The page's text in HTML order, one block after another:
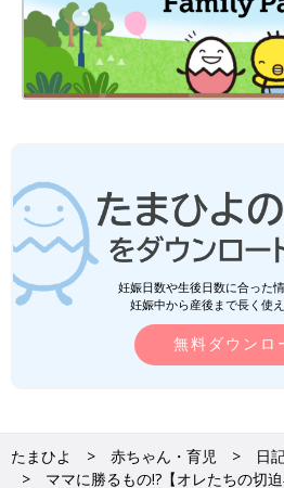
Instagram（@orenoatamanonaka）
初の書籍「俺の人生を変えた育児
妊娠日数や生後日数に合った
妊娠中から産後まで長く使
無料ダウンロ
たまひよ 赤ちゃん・育児 日
ママに勝るもの!?【オレたちの切